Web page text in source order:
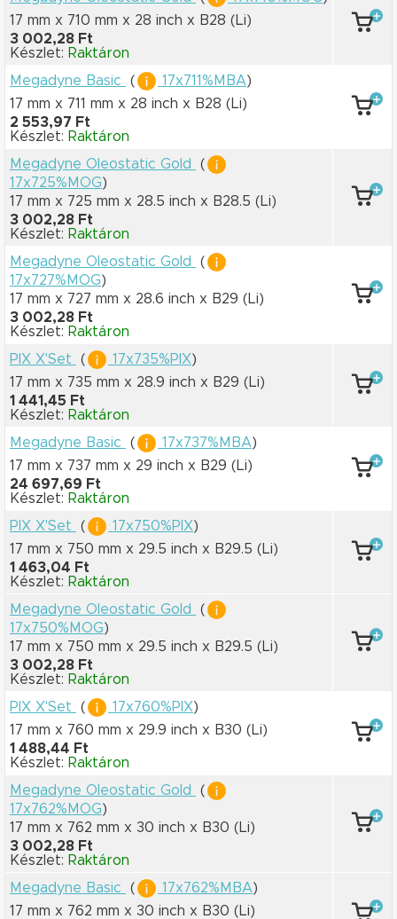
17 mm x 710 mm x 28 inch x B28 (Li)
3 002,28 Ft
Készlet: Raktáron
Megadyne Basic
( 17x711%MBA)
17 mm x 711 mm x 28 inch x B28 (Li)
2 553,97 Ft
Készlet: Raktáron
Megadyne Oleostatic Gold
(
17x725%MOG)
17 mm x 725 mm x 28.5 inch x B28.5 (Li)
3 002,28 Ft
Készlet: Raktáron
Megadyne Oleostatic Gold
(
17x727%MOG)
17 mm x 727 mm x 28.6 inch x B29 (Li)
3 002,28 Ft
Készlet: Raktáron
PIX X'Set
( 17x735%PIX)
17 mm x 735 mm x 28.9 inch x B29 (Li)
1 441,45 Ft
Készlet: Raktáron
Megadyne Basic
( 17x737%MBA)
17 mm x 737 mm x 29 inch x B29 (Li)
24 697,69 Ft
Készlet: Raktáron
PIX X'Set
( 17x750%PIX)
17 mm x 750 mm x 29.5 inch x B29.5 (Li)
1 463,04 Ft
Készlet: Raktáron
Megadyne Oleostatic Gold
(
17x750%MOG)
17 mm x 750 mm x 29.5 inch x B29.5 (Li)
3 002,28 Ft
Készlet: Raktáron
PIX X'Set
( 17x760%PIX)
17 mm x 760 mm x 29.9 inch x B30 (Li)
1 488,44 Ft
Készlet: Raktáron
Megadyne Oleostatic Gold
(
17x762%MOG)
17 mm x 762 mm x 30 inch x B30 (Li)
3 002,28 Ft
Készlet: Raktáron
Megadyne Basic
( 17x762%MBA)
17 mm x 762 mm x 30 inch x B30 (Li)